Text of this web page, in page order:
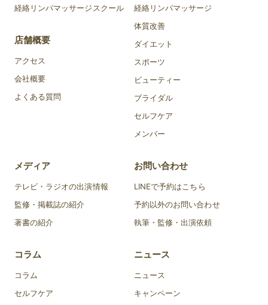
経絡リンパマッサージスクール
店舗概要
アクセス
会社概要
よくある質問
経絡リンパマッサージ
体質改善
ダイエット
スポーツ
ビューティー
ブライダル
セルフケア
メンバー
メディア
テレビ・ラジオの出演情報
監修・掲載誌の紹介
著書の紹介
コラム
コラム
セルフケア
お問い合わせ
LINEで予約はこちら
予約以外のお問い合わせ
執筆・監修・出演依頼
ニュース
ニュース
キャンペーン